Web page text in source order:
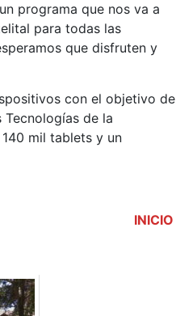
programa que nos va a
para todas las
que disfruten y
con el objetivo de
de la
mil tablets y un
INICIO